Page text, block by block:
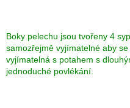
Boky pelechu jsou tvořeny 4
samozřejmě vyjímatelné aby
vyjímatelná s potahem s
jednoduché povlékání.